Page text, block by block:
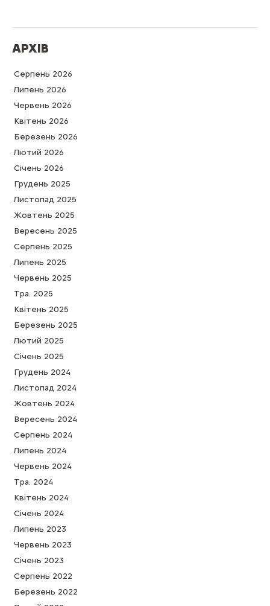
АРХІВ
Серпень 2026
Липень 2026
Червень 2026
Квітень 2026
Березень 2026
Лютий 2026
Cічень 2026
Грудень 2025
Листопад 2025
Жовтень 2025
Вересень 2025
Серпень 2025
Липень 2025
Червень 2025
Тра. 2025
Квітень 2025
Березень 2025
Лютий 2025
Cічень 2025
Грудень 2024
Листопад 2024
Жовтень 2024
Вересень 2024
Серпень 2024
Липень 2024
Червень 2024
Тра. 2024
Квітень 2024
Cічень 2024
Липень 2023
Червень 2023
Cічень 2023
Серпень 2022
Березень 2022